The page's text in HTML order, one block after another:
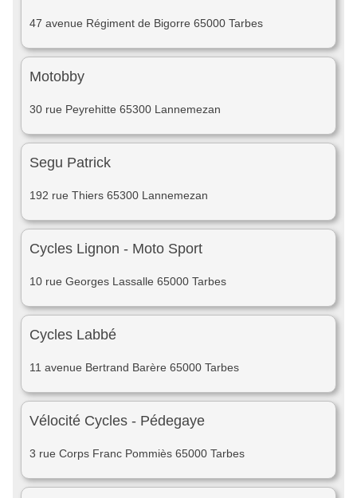
47 avenue Régiment de Bigorre 65000 Tarbes
Motobby
30 rue Peyrehitte 65300 Lannemezan
Segu Patrick
192 rue Thiers 65300 Lannemezan
Cycles Lignon - Moto Sport
10 rue Georges Lassalle 65000 Tarbes
Cycles Labbé
11 avenue Bertrand Barère 65000 Tarbes
Vélocité Cycles - Pédegaye
3 rue Corps Franc Pommiès 65000 Tarbes